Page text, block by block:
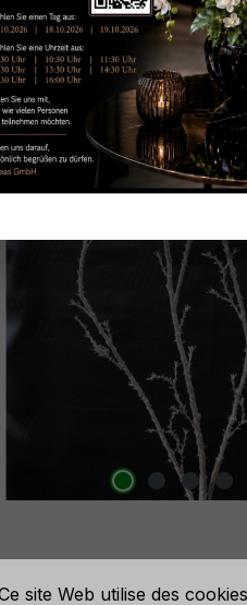
par défaut des cookies
site Web utilise des